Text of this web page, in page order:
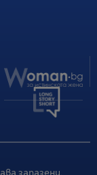
запазени.